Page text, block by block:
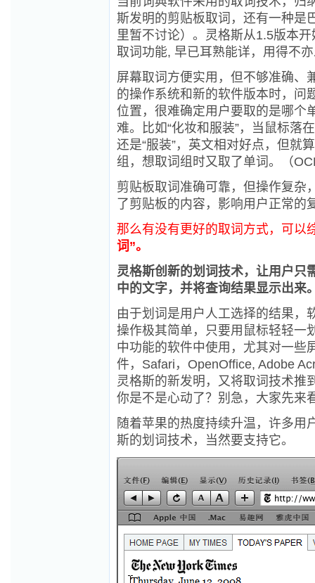
斯发明的剪贴板取词，还有一种是
里暂不讨论）。灵格斯从1.5版本
取词功能, 早已耳熟能详，用得不
屏幕取词方便实用，但不够准确、
的操作系统和新的软件版本时，问
位置，很难确定用户要取的是哪个
难。比如“化妆和服装”，当鼠标落
还是“服装”，英文相对好点，但就
组，想取词组时又取了单词。（
剪贴板取词准确可靠，但操作复杂
了剪贴板的内容，影响用户正常的
那么有没有更好的取词方式，可以
词”。
灵格斯创新的划词技术，让用户只
中的文字，并将查询结果显示出来
由于划词是用户人工选择的结果，
操作极其简单，只要用鼠标轻轻一
中功能的软件中使用，尤其对一些
件，Safari，OpenOffice, Adobe
灵格斯的新发明，又将取词技术推
你是不是心动了？别急，大家先来
随着苹果的热度持续升温，许多用
斯的划词技术，当然要支持它。